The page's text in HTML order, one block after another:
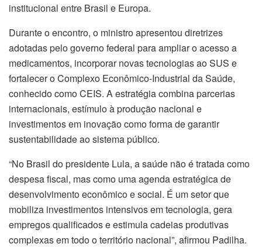
institucional entre Brasil e Europa.
Durante o encontro, o ministro apresentou diretrizes
adotadas pelo governo federal para ampliar o acesso a
medicamentos, incorporar novas tecnologias ao SUS e
fortalecer o Complexo Econômico-Industrial da Saúde,
conhecido como CEIS. A estratégia combina parcerias
internacionais, estímulo à produção nacional e
investimentos em inovação como forma de garantir
sustentabilidade ao sistema público.
“No Brasil do presidente Lula, a saúde não é tratada como
despesa fiscal, mas como uma agenda estratégica de
desenvolvimento econômico e social. É um setor que
mobiliza investimentos intensivos em tecnologia, gera
empregos qualificados e estimula cadeias produtivas
complexas em todo o território nacional”, afirmou Padilha.